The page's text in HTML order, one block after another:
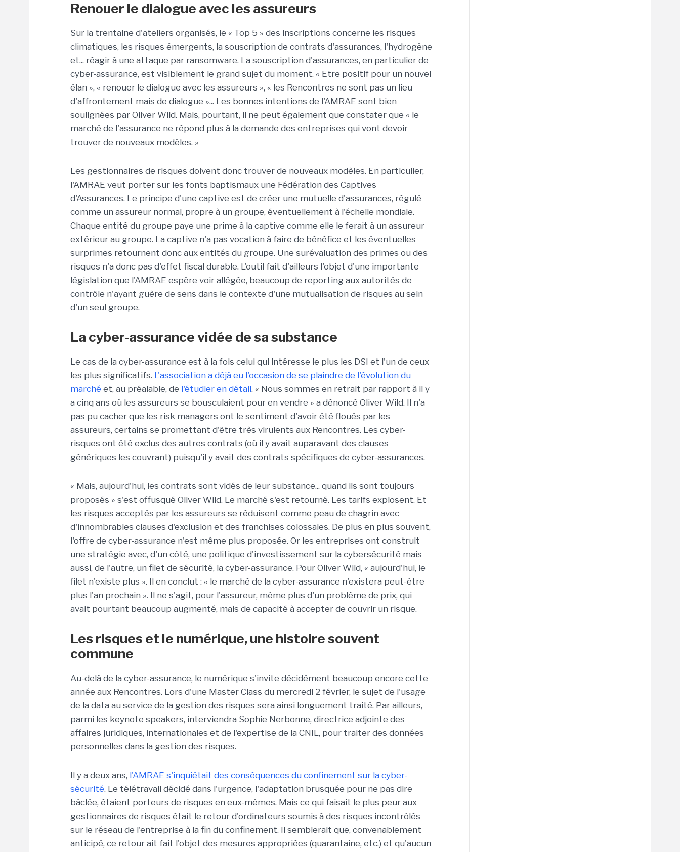
Renouer le dialogue avec les assureurs
Sur la trentaine d'ateliers organisés, le « Top 5 » des inscriptions concerne les risques
climatiques, les risques émergents, la souscription de contrats d'assurances, l'hydrogène
et... réagir à une attaque par ransomware. La souscription d'assurances, en particulier de
cyber-assurance, est visiblement le grand sujet du moment. « Etre positif pour un nouvel
élan », « renouer le dialogue avec les assureurs », « les Rencontres ne sont pas un lieu
d'affrontement mais de dialogue »... Les bonnes intentions de l'AMRAE sont bien
soulignées par Oliver Wild. Mais, pourtant, il ne peut également que constater que « le
marché de l'assurance ne répond plus à la demande des entreprises qui vont devoir
trouver de nouveaux modèles. »
Les gestionnaires de risques doivent donc trouver de nouveaux modèles. En particulier,
l'AMRAE veut porter sur les fonts baptismaux une Fédération des Captives
d'Assurances. Le principe d'une captive est de créer une mutuelle d'assurances, régulé
comme un assureur normal, propre à un groupe, éventuellement à l'échelle mondiale.
Chaque entité du groupe paye une prime à la captive comme elle le ferait à un assureur
extérieur au groupe. La captive n'a pas vocation à faire de bénéfice et les éventuelles
surprimes retournent donc aux entités du groupe. Une surévaluation des primes ou des
risques n'a donc pas d'effet fiscal durable. L'outil fait d'ailleurs l'objet d'une importante
législation que l'AMRAE espère voir allégée, beaucoup de reporting aux autorités de
contrôle n'ayant guère de sens dans le contexte d'une mutualisation de risques au sein
d'un seul groupe.
La cyber-assurance vidée de sa substance
Le cas de la cyber-assurance est à la fois celui qui intéresse le plus les DSI et l'un de ceux
les plus significatifs. L'association a déjà eu l'occasion de se plaindre de l'évolution du
marché et, au préalable, de l'étudier en détail. « Nous sommes en retrait par rapport à il y
a cinq ans où les assureurs se bousculaient pour en vendre » a dénoncé Oliver Wild. Il n'a
pas pu cacher que les risk managers ont le sentiment d'avoir été floués par les
assureurs, certains se promettant d'être très virulents aux Rencontres. Les cyber-
risques ont été exclus des autres contrats (où il y avait auparavant des clauses
génériques les couvrant) puisqu'il y avait des contrats spécifiques de cyber-assurances.
« Mais, aujourd'hui, les contrats sont vidés de leur substance... quand ils sont toujours
proposés » s'est offusqué Oliver Wild. Le marché s'est retourné. Les tarifs explosent. Et
les risques acceptés par les assureurs se réduisent comme peau de chagrin avec
d'innombrables clauses d'exclusion et des franchises colossales. De plus en plus souvent,
l'offre de cyber-assurance n'est même plus proposée. Or les entreprises ont construit
une stratégie avec, d'un côté, une politique d'investissement sur la cybersécurité mais
aussi, de l'autre, un filet de sécurité, la cyber-assurance. Pour Oliver Wild, « aujourd'hui, le
filet n'existe plus ». Il en conclut : « le marché de la cyber-assurance n'existera peut-être
plus l'an prochain ». Il ne s'agit, pour l'assureur, même plus d'un problème de prix, qui
avait pourtant beaucoup augmenté, mais de capacité à accepter de couvrir un risque.
Les risques et le numérique, une histoire souvent
commune
Au-delà de la cyber-assurance, le numérique s'invite décidément beaucoup encore cette
année aux Rencontres. Lors d'une Master Class du mercredi 2 février, le sujet de l'usage
de la data au service de la gestion des risques sera ainsi longuement traité. Par ailleurs,
parmi les keynote speakers, interviendra Sophie Nerbonne, directrice adjointe des
affaires juridiques, internationales et de l'expertise de la CNIL, pour traiter des données
personnelles dans la gestion des risques.
Il y a deux ans, l'AMRAE s'inquiétait des conséquences du confinement sur la cyber-
sécurité. Le télétravail décidé dans l'urgence, l'adaptation brusquée pour ne pas dire
bâclée, étaient porteurs de risques en eux-mêmes. Mais ce qui faisait le plus peur aux
gestionnaires de risques était le retour d'ordinateurs soumis à des risques incontrôlés
sur le réseau de l'entreprise à la fin du confinement. Il semblerait que, convenablement
anticipé, ce retour ait fait l'objet des mesures appropriées (quarantaine, etc.) et qu'aucun